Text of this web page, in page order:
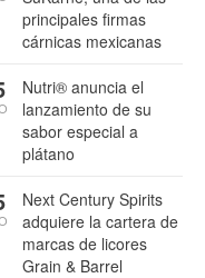
principales firmas
cárnicas mexicanas
Nutri® anuncia el
lanzamiento de su
sabor especial a
plátano
Next Century Spirits
adquiere la cartera de
marcas de licores
Grain & Barrel